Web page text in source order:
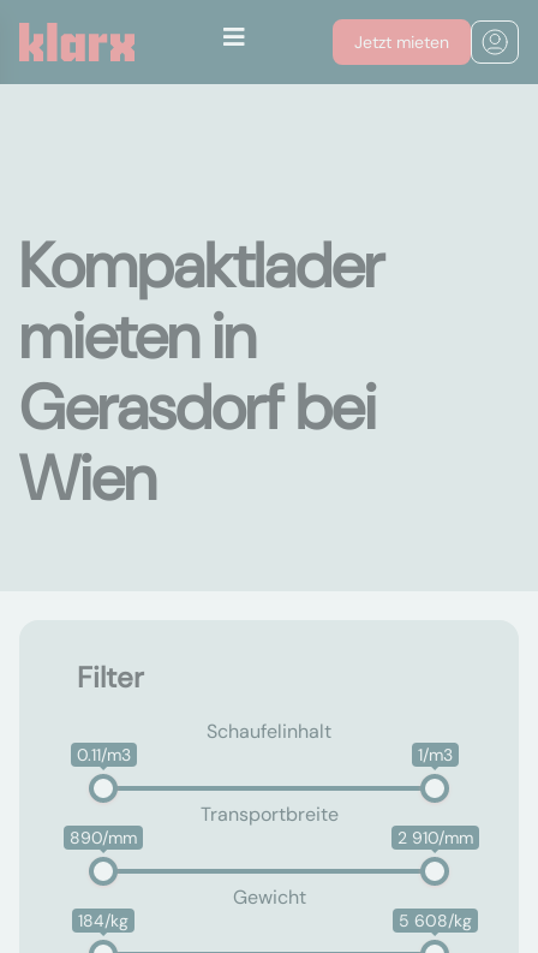
Jetzt mieten
Kompaktlader
mieten in
Gerasdorf bei
Wien
Filter
Schaufelinhalt
0.11/m3 1/m3
Transportbreite
890/mm 2 910/mm
Gewicht
184/kg 5 608/kg